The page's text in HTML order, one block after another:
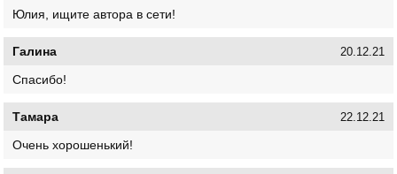
Юлия, ищите автора в сети!
Галина 20.12.21
Спасибо!
Тамара 22.12.21
Очень хорошенький!